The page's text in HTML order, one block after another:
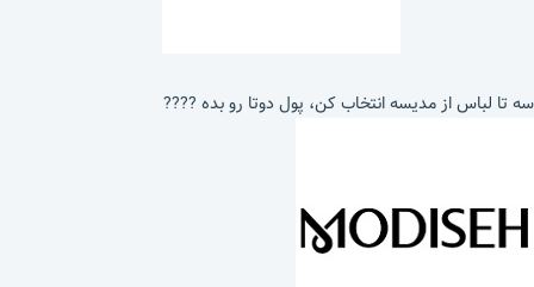
سه تا لباس از مدیسه انتخاب کن، پول دوتا رو بده ????